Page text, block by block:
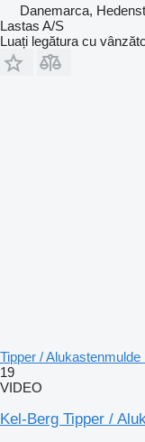
Danemarca,
Lastas A/S
Luați legătura cu
Tipper /
19
VIDEO
Kel-Berg Tipper /